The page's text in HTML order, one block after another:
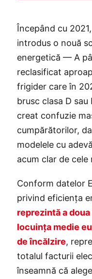
Începând cu
introdus o nouă
energetică — A
reclasificat
frigider care în
brusc clasa D sau
creat confuzie
cumpărătorilor,
modelele cu
acum clar de cele
Conform datelor
privind eficiența
reprezintă a
locuința medie
de încălzire,
totalul facturii
înseamnă că